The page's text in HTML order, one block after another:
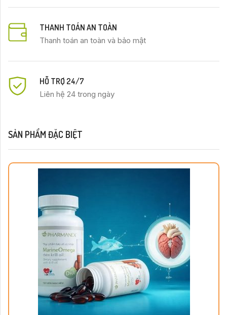
THANH TOÁN AN TOÀN
Thanh toán an toàn và bảo mật
HỖ TRỢ 24/7
Liên hệ 24 trong ngày
SẢN PHẨM ĐẶC BIỆT